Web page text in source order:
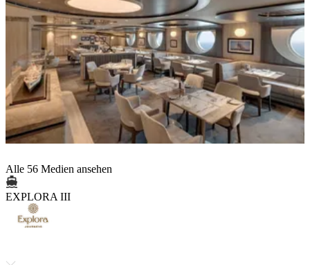
Alle 56 Medien ansehen
EXPLORA III